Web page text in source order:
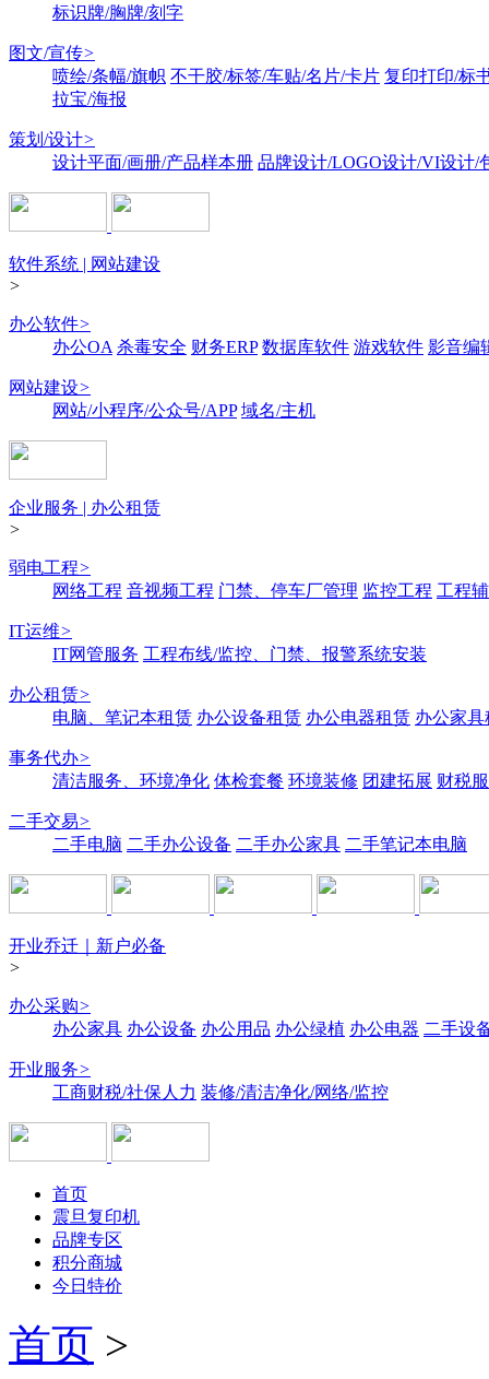
标识牌/胸牌/刻字
图文/宣传>
喷绘/条幅/旗帜 不干胶/标签/车贴/名片/卡片 复印打印/标
拉宝/海报
策划/设计>
设计平面/画册/产品样本册 品牌设计/LOGO设计/VI设计/
软件系统 | 网站建设
>
办公软件>
办公OA 杀毒安全 财务ERP 数据库软件 游戏软件 影音编
网站建设>
网站/小程序/公众号/APP 域名/主机
企业服务 | 办公租赁
>
弱电工程>
网络工程 音视频工程 门禁、停车厂管理 监控工程 工程
IT运维>
IT网管服务 工程布线/监控、门禁、报警系统安装
办公租赁>
电脑、笔记本租赁 办公设备租赁 办公电器租赁 办公家具
事务代办>
清洁服务、环境净化 体检套餐 环境装修 团建拓展 财税
二手交易>
二手电脑 二手办公设备 二手办公家具 二手笔记本电脑
开业乔迁｜新户必备
>
办公采购>
办公家具 办公设备 办公用品 办公绿植 办公电器 二手设
开业服务>
工商财税/社保人力 装修/清洁净化/网络/监控
首页
震旦复印机
品牌专区
积分商城
今日特价
首页 >